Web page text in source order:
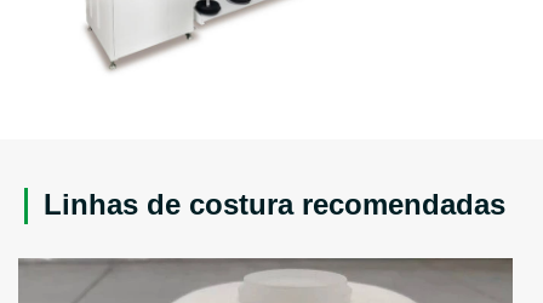
Linhas de costura recomendadas